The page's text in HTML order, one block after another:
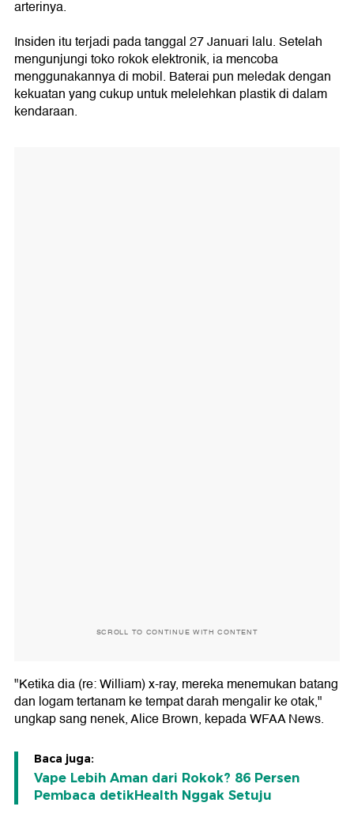
arterinya.
Insiden itu terjadi pada tanggal 27 Januari lalu. Setelah
mengunjungi toko rokok elektronik, ia mencoba
menggunakannya di mobil. Baterai pun meledak dengan
kekuatan yang cukup untuk melelehkan plastik di dalam
kendaraan.
SCROLL TO CONTINUE WITH CONTENT
"Ketika dia (re: William) x-ray, mereka menemukan batang
dan logam tertanam ke tempat darah mengalir ke otak,"
ungkap sang nenek, Alice Brown, kepada WFAA News.
Baca juga:
Vape Lebih Aman dari Rokok? 86 Persen
Pembaca detikHealth Nggak Setuju